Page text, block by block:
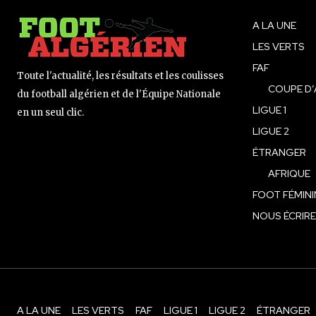
Toute l'actualité, les résultats et les coulisses
du football algérien et de l'Équipe Nationale
en un seul clic.
A LA UNE
LES VERTS
FAF
COUPE
LIGUE 1
LIGUE 2
ÉTRANGER
AFRIQUE
FOOT
NOUS ÉCRIRE
A LA UNE LES VERTS FAF LIGUE 1 LIGUE 2 ÉTRANGER